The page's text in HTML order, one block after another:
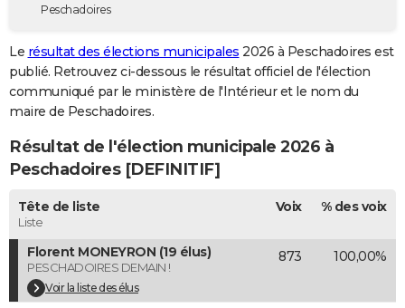
Destinations
City break
Voyage nature
Voyage de noces
Forum
GUIDES D'ACHAT
BONS PLANS
Carte de Noël
Carte Bonne année
Carte Saint-Valentin
Carte Pâques
Carte d'anniversaire
DICTIONNAIRE
Dictionnaire
Biographies
Citations
Expressions
Proverbes
PROGRAMME TV
COPAINS D'AVANT
S'inscrire
Se connecter
Lycées
Collèges
Primaires
Universités
Entreprises
Service militaire
Avis de recherche
AVIS DE DÉCÈS
Peschadoires
Le résultat des élections municipales 2026 à Peschadoires est
publié. Retrouvez ci-dessous le résultat officiel de l'élection
communiqué par le ministère de l'Intérieur et le nom du
maire de Peschadoires.
Résultat de l'élection municipale 2026 à
Peschadoires [DEFINITIF]
Tête de liste
Liste
Voix % des voix
Florent MONEYRON (19 élus)
PESCHADOIRES DEMAIN !
Voir la liste des élus
873 100,00%